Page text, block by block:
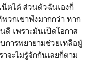
ตได้ ส่วนตัวฉันเองก็
วกเขาฟังมากกว่า หาก
เพราะมันเปิดโอกาส
การพยายามช่วยเหลือผู้
จะไม่รู้จักกันเลยก็ตาม